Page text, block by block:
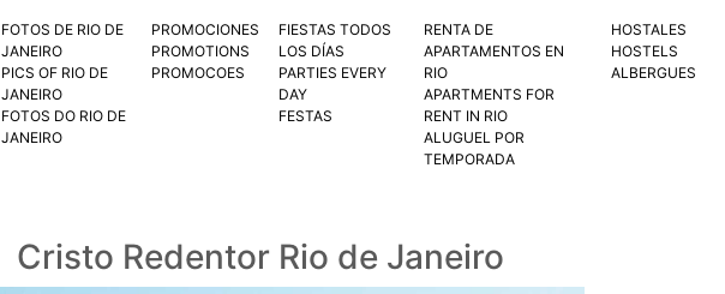
FOTOS DE RIO DE
JANEIRO
PICS OF RIO DE
JANEIRO
FOTOS DO RIO DE
JANEIRO
PROMOCIONES
PROMOTIONS
PROMOCOES
FIESTAS TODOS
LOS DÍAS
PARTIES EVERY
DAY
FESTAS
RENTA DE
APARTAMENTOS EN
RIO
APARTMENTS FOR
RENT IN RIO
ALUGUEL POR
TEMPORADA
HOSTALES
HOSTELS
ALBERGUES
Cristo Redentor Rio de Janeiro